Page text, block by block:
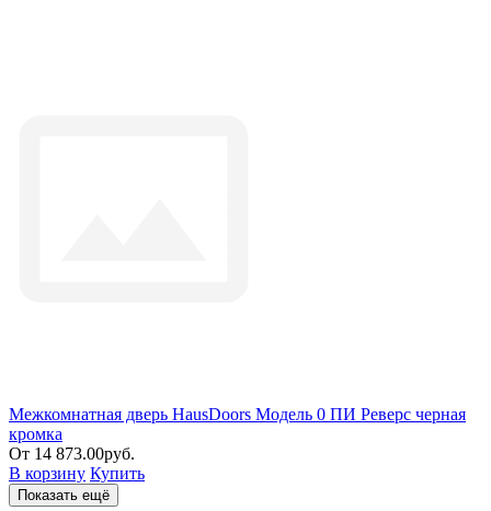
Межкомнатная дверь HausDoors Модель 0 ПИ Реверс черная
кромка
От 14 873.00руб.
В корзину Купить
Показать ещё